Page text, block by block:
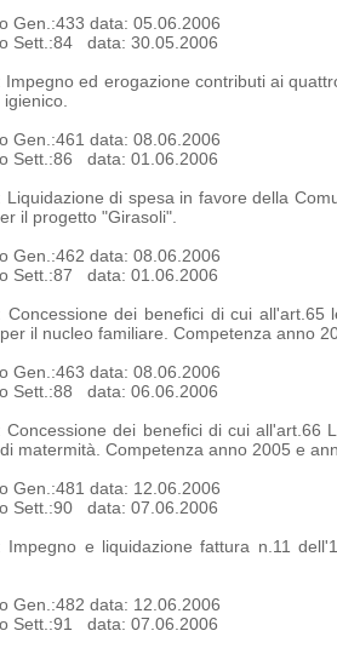
Gen.:433 data: 05.06.2006
Sett.:84 data: 30.05.2006
Impegno ed erogazione contributi ai
Gen.:461 data: 08.06.2006
Sett.:86 data: 01.06.2006
Liquidazione di spesa in favore della
il progetto "Girasoli".
Gen.:462 data: 08.06.2006
Sett.:87 data: 01.06.2006
Concessione dei benefici di cui all'art.65
il nucleo familiare. Competenza anno
Gen.:463 data: 08.06.2006
Sett.:88 data: 06.06.2006
Concessione dei benefici di cui all'art.66
matermità. Competenza anno 2005 e
Gen.:481 data: 12.06.2006
Sett.:90 data: 07.06.2006
Impegno e liquidazione fattura n.11
Gen.:482 data: 12.06.2006
Sett.:91 data: 07.06.2006